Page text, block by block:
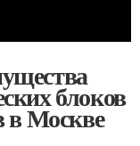
блоков
в Москве